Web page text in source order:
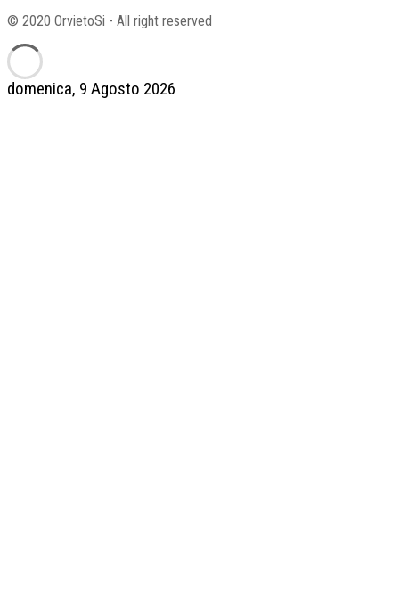
domenica, 9 Agosto 2026
© 2020 OrvietoSi - All right reserved